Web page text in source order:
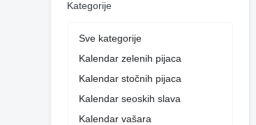
Kategorije
Sve kategorije
Kalendar zelenih pijaca
Kalendar stočnih pijaca
Kalendar seoskih slava
Kalendar vašara